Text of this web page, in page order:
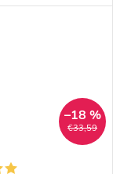
€33,59
–18 %